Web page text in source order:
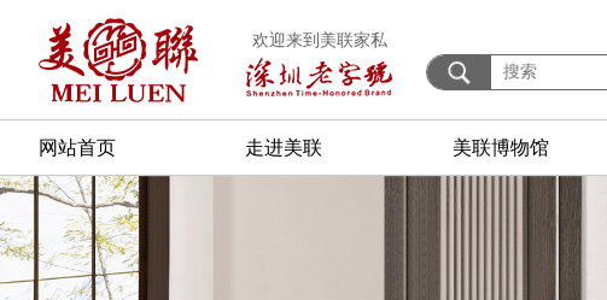
欢迎来到美联家私
网站首页 走进美联 美联博物馆